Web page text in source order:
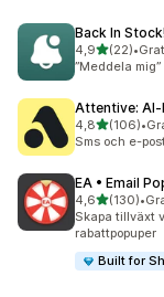
Back In
4,9av 5(22)
22 recensioner
•
”Meddela
Attentive:
4,8av 5(106)
106 •
Sms och e-
EA • Email
4,6av 5(130)
130 •
Skapa tillväxt
rabattpopuper
Built for